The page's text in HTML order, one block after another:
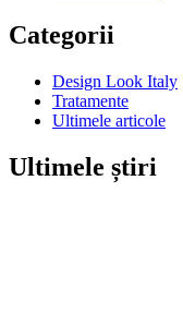
Categorii
Design Look Italy
Tratamente
Ultimele articole
Ultimele știri